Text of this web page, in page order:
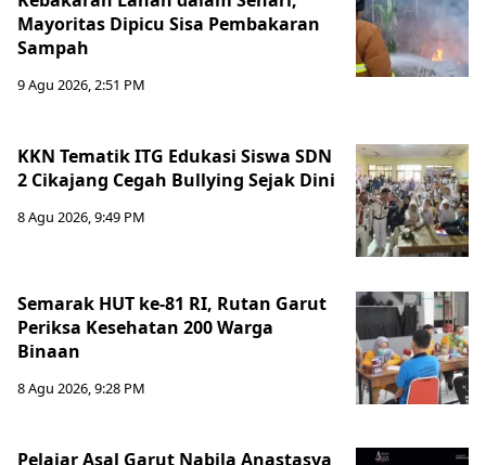
Mayoritas Dipicu Sisa Pembakaran
Sampah
9 Agu 2026, 2:51 PM
KKN Tematik ITG Edukasi Siswa SDN
2 Cikajang Cegah Bullying Sejak Dini
8 Agu 2026, 9:49 PM
Semarak HUT ke-81 RI, Rutan Garut
Periksa Kesehatan 200 Warga
Binaan
8 Agu 2026, 9:28 PM
Pelajar Asal Garut Nabila Anastasya